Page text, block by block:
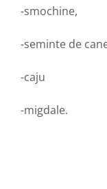
Menopauza
Migrene
Pediatrie
-smochine,
-seminte de
-caju
-migdale.